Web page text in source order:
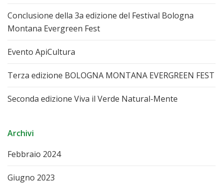
Conclusione della 3a edizione del Festival Bologna
Montana Evergreen Fest
Evento ApiCultura
Terza edizione BOLOGNA MONTANA EVERGREEN FEST
Seconda edizione Viva il Verde Natural-Mente
Archivi
Febbraio 2024
Giugno 2023